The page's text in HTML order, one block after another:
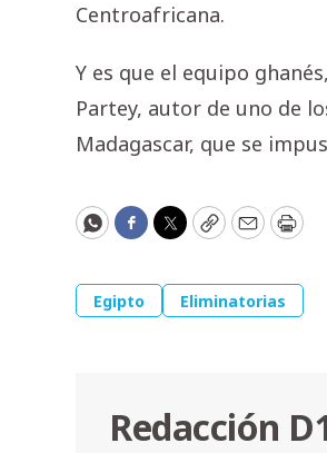
Centroafricana.
Y es que el equipo
Partey, autor de uno de
Madagascar, que se
WhatsApp
Facebook
Twitter
CopyEmailPrint
Egipto Eliminatorias
Redacción